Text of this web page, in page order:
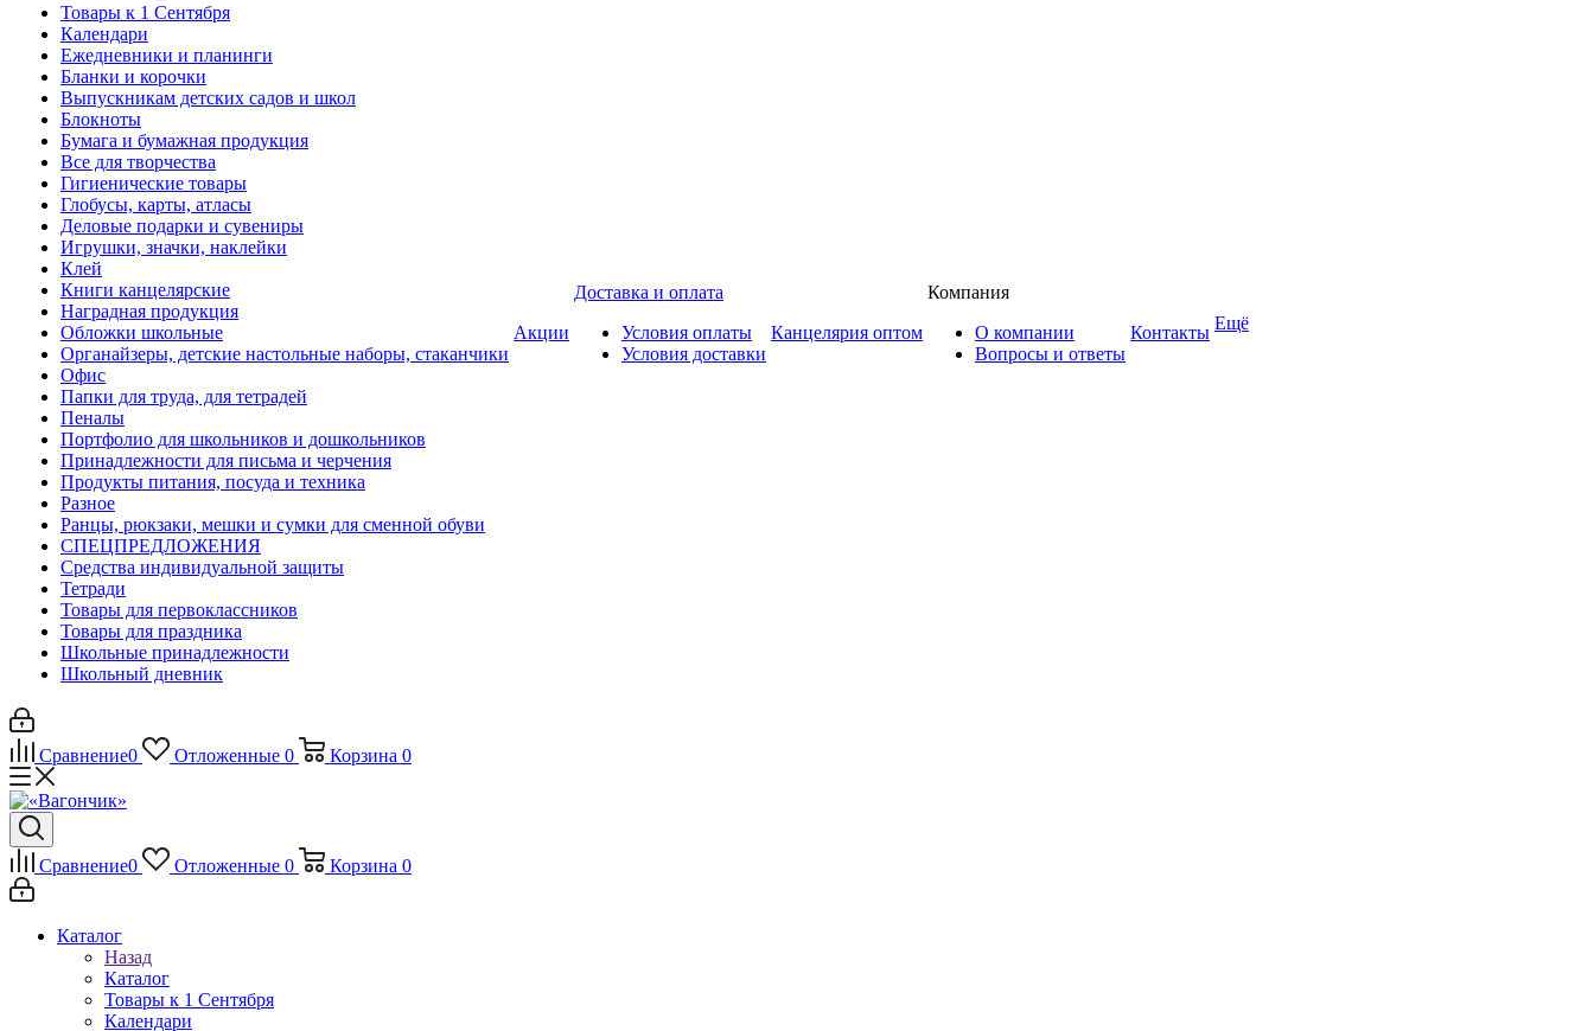
Товары к 1 Сентября
Календари
Ежедневники и планинги
Бланки и корочки
Выпускникам детских садов и школ
Блокноты
Бумага и бумажная продукция
Все для творчества
Гигиенические товары
Глобусы, карты, атласы
Деловые подарки и сувениры
Игрушки, значки, наклейки
Клей
Книги канцелярские
Наградная продукция
Обложки школьные
Органайзеры, детские настольные наборы, стаканчики
Офис
Папки для труда, для тетрадей
Пеналы
Портфолио для школьников и дошкольников
Принадлежности для письма и черчения
Продукты питания, посуда и техника
Разное
Ранцы, рюкзаки, мешки и сумки для сменной обуви
СПЕЦПРЕДЛОЖЕНИЯ
Средства индивидуальной защиты
Тетради
Товары для первоклассников
Товары для праздника
Школьные принадлежности
Школьный дневник
Акции
Доставка и оплата
Условия оплаты
Условия доставки
Канцелярия оптом
Компания
О компании
Вопросы и ответы
Контакты Ещё
Сравнение0 Отложенные 0 Корзина 0
Сравнение0 Отложенные 0 Корзина 0
Каталог
Назад
Каталог
Товары к 1 Сентября
Календари